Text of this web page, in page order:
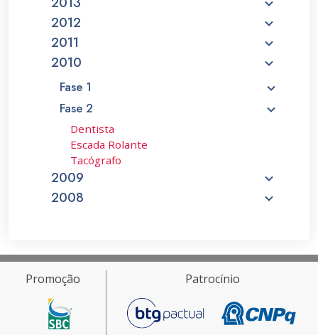
2012
2011
2010
Fase 1
Fase 2
Dentista
Escada Rolante
Tacógrafo
2009
2008
Promoção Patrocínio